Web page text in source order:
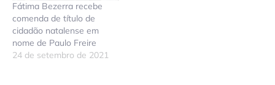
Fátima Bezerra recebe
comenda de título de
cidadão natalense em
nome de Paulo Freire
24 de setembro de 2021